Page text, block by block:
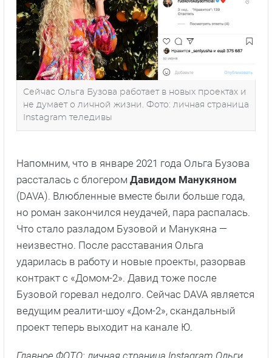
Сейчас Ольга Бузова работает в новых проектах и
не думает о личной жизни. Фото: личная страница
Instagram теледивы
Напомним, что в январе 2021 года Ольга Бузова
рассталась с блогером Давидом Манукяном
(DAVA). Влюбленные вместе были больше года,
но роман закончился неудачей, пара распалась.
Что стало разладом Бузовой и Манукяна —
неизвестно. После расставания Ольга
ударилась в работу и новые проекты, разорвав
контракт с «Домом-2». Давид тоже после
Бузовой горевал недолго. Сейчас DAVA является
ведущим реалити-шоу «Дом-2», скандальный
проект теперь выходит на канале Ю.
Главное ФОТО: личная страница Instagram Ольги